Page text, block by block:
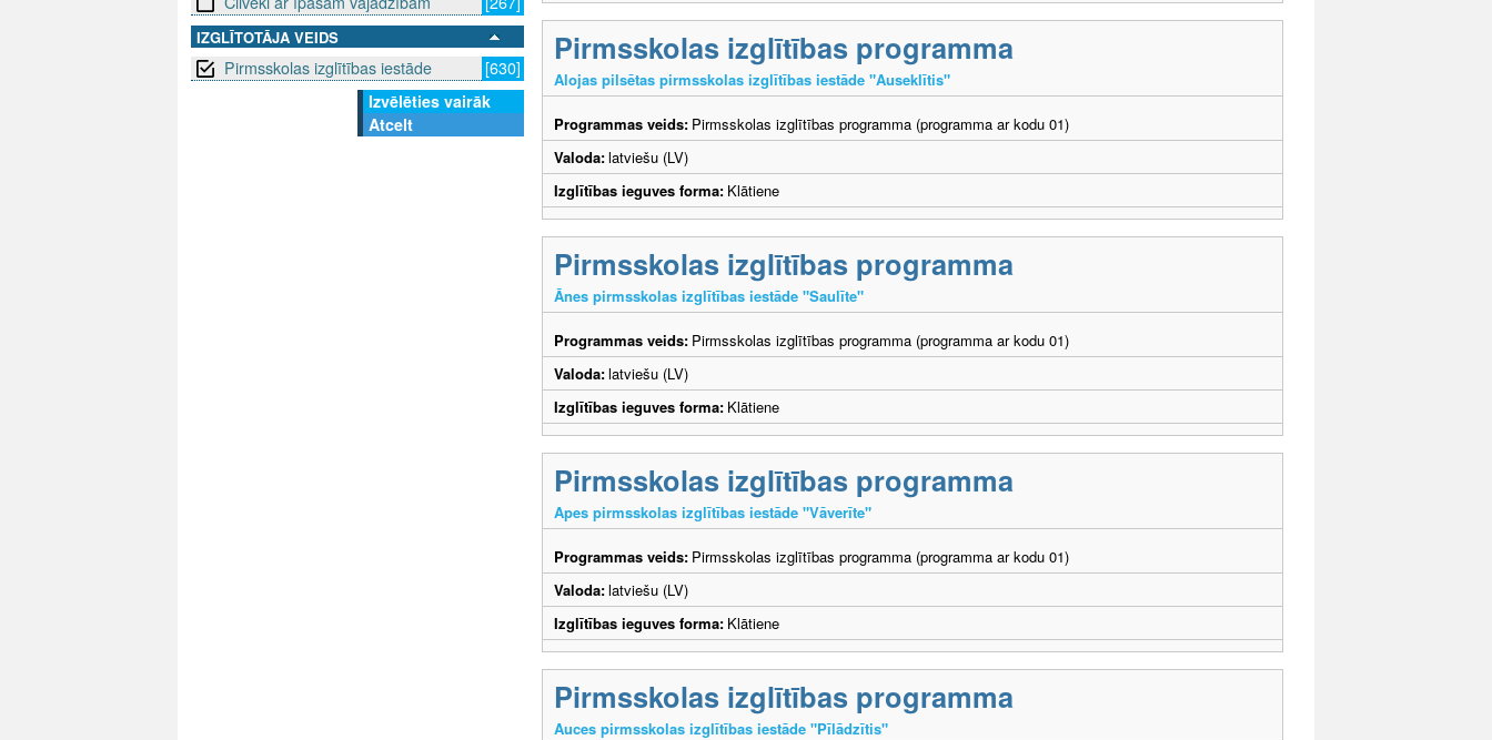
IZGLĪTOTĀJA VEIDS
Pirmsskolas izglītības iestāde
[630]
Izvēlēties vairāk
Atcelt
Pirmsskolas izglītības programma
Alojas pilsētas pirmsskolas izglītības iestāde "Auseklītis"
Programmas veids: Pirmsskolas izglītības programma (programma ar kodu 01)
Valoda:latviešu (LV)
Izglītības ieguves forma: Klātiene
Pirmsskolas izglītības programma
Ānes pirmsskolas izglītības iestāde "Saulīte"
Programmas veids: Pirmsskolas izglītības programma (programma ar kodu 01)
Valoda:latviešu (LV)
Izglītības ieguves forma: Klātiene
Pirmsskolas izglītības programma
Apes pirmsskolas izglītības iestāde "Vāverīte"
Programmas veids: Pirmsskolas izglītības programma (programma ar kodu 01)
Valoda:latviešu (LV)
Izglītības ieguves forma: Klātiene
Pirmsskolas izglītības programma
Auces pirmsskolas izglītības iestāde "Pīlādzītis"